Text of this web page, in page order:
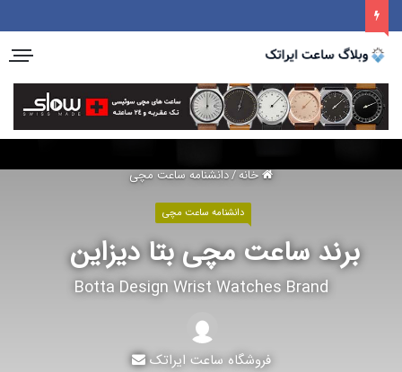
خانه/دانشنامه ساعت مچی
دانشنامه ساعت مچی
برند ساعت مچی بتا دیزاین
Botta Design Wrist Watches Brand
فروشگاه ساعت ایراتک